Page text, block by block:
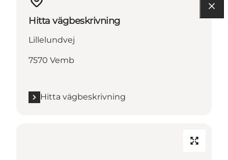
Hitta vägbeskrivning
Lillelundvej
7570 Vemb
Hitta vägbeskrivning